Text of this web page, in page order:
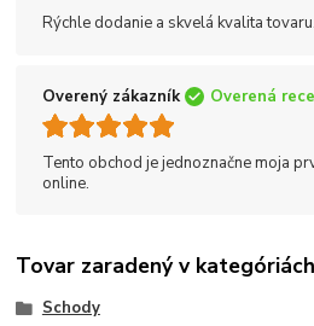
Rýchle dodanie a skvelá kvalita tovaru.
Overený zákazník Overená
Tento obchod je jednoznačne moja
online.
Tovar zaradený v kategóriách
Schody